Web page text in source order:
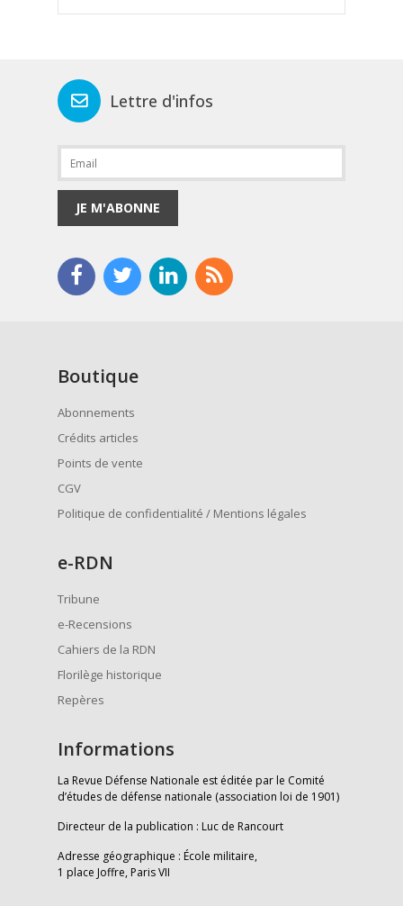
Lettre d'infos
JE M'ABONNE
Boutique
Abonnements
Crédits articles
Points de vente
CGV
Politique de confidentialité / Mentions légales
e-RDN
Tribune
e-Recensions
Cahiers de la RDN
Florilège historique
Repères
Informations
La Revue Défense Nationale est éditée par le Comité
d’études de défense nationale (association loi de 1901)
Directeur de la publication : Luc de Rancourt
Adresse géographique : École militaire,
1 place Joffre, Paris VII